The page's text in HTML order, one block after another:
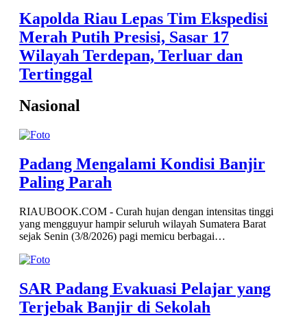
Kapolda Riau Lepas Tim Ekspedisi
Merah Putih Presisi, Sasar 17
Wilayah Terdepan, Terluar dan
Tertinggal
Nasional
Padang Mengalami Kondisi Banjir
Paling Parah
RIAUBOOK.COM - Curah hujan dengan intensitas tinggi
yang mengguyur hampir seluruh wilayah Sumatera Barat
sejak Senin (3/8/2026) pagi memicu berbagai…
SAR Padang Evakuasi Pelajar yang
Terjebak Banjir di Sekolah